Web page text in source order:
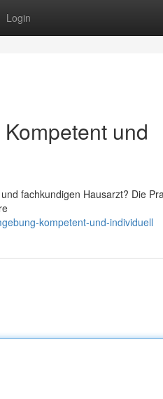
Login
und
fachkundigen Hausarzt? Die
kompetent-und-individuell